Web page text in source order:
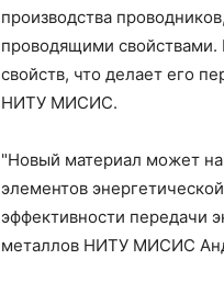
производства
проводящими свойствами.
свойств, что делает его
НИТУ МИСИС.
"Новый материал может
элементов
эффективности передачи
металлов НИТУ МИСИС